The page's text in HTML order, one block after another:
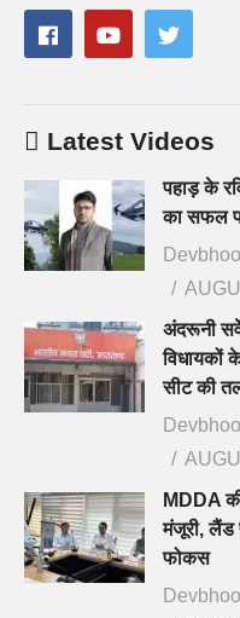
Latest Videos
पहाड़ के
का सफल
अंदरूनी
विधायकों
सीट की
MDDA
मंजूरी, लैंड
फोकस